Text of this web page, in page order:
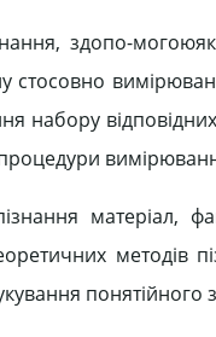
здопо-
набору
матеріал,
методів
понятійного